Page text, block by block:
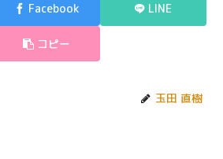
Facebook LINE
コピー
玉田 直樹